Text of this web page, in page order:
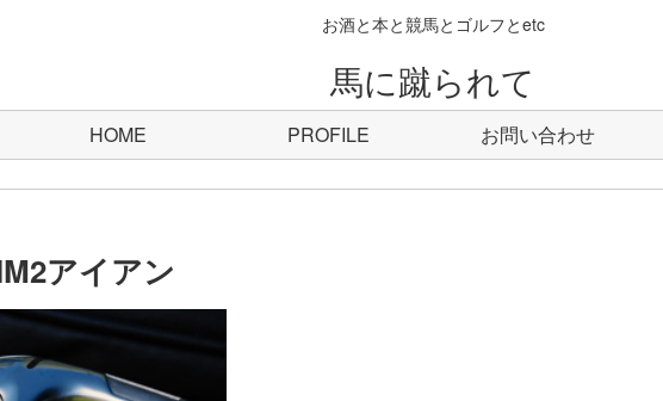
お酒と本と競馬とゴルフとetc
馬に蹴られて
HOME PROFILE お問い合わせ
アイアン